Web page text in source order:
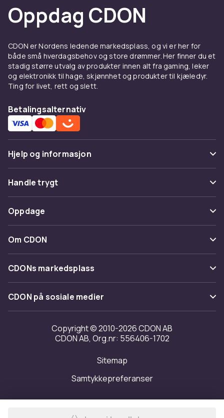
Oppdag CDON
CDON er Nordens ledende markedsplass, og vi er her for
både små hverdagsbehov og store drømmer. Her finner du et
stadig større utvalg av produkter innen alt fra gaming, leker
og elektronikk til hage, skjønnhet og produkter til kjæledyr.
Ting for livet, rett og slett.
Betalingsalternativ
Hjelp og informasjon
Vanlige spørsmål
Spor pakke
Angre & returner her
Kontakt oss
Handle trygt
Betaling
Levering
Tilbakekallinger
Oppdage
Kategorier
Varemerker
Om CDON
Om oss
Kundeanmeldelser
Jobbe på CDON
Investor relations
Tilgjengelighet
CDONs markedsplass
Merchant Help Center
CDON på sosiale medier
Copyright © 2010-2026 CDON AB
CDON AB, Org.nr: 556406-1702
Sitemap
Samtykkepreferanser